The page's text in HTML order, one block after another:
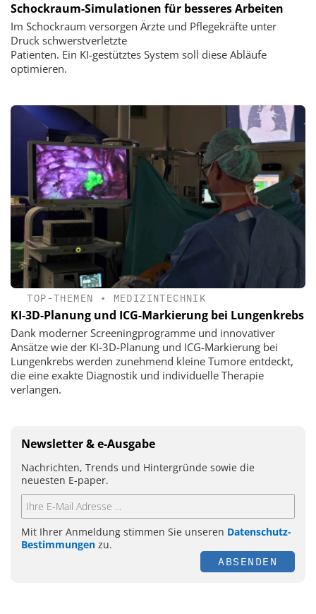
Schockraum-Simulationen für besseres Arbeiten
Im Schockraum versorgen Ärzte und Pflegekräfte unter
Druck schwerstverletzte
Patienten. Ein KI-gestütztes System soll diese Abläufe
optimieren.
TOP-THEMEN • MEDIZINTECHNIK
KI-3D-Planung und ICG-Markierung bei Lungenkrebs
Dank moderner Screeningprogramme und innovativer
Ansätze wie der KI-3D-Planung und ICG-Markierung bei
Lungenkrebs werden zunehmend kleine Tumore entdeckt,
die eine exakte Diagnostik und individuelle Therapie
verlangen.
Newsletter & e-Ausgabe
Nachrichten, Trends und Hintergründe sowie die
neuesten E-paper.
Mit Ihrer Anmeldung stimmen Sie unseren Datenschutz-
Bestimmungen zu.
ABSENDEN